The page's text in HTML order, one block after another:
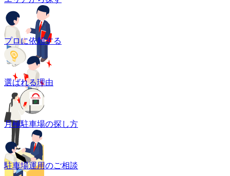
プロに依頼する
選ばれる理由
月極駐車場の探し方
駐車場運用のご相談